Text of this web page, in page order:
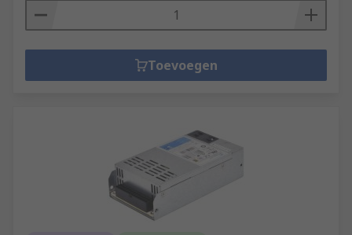
Toevoegen